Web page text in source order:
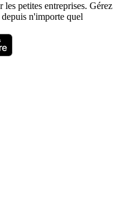
petites entreprises. Gérez
n'importe quel